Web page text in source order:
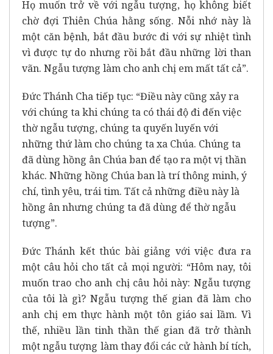
Họ muốn trở về với ngẫu tượng, họ không biết
chờ đợi Thiên Chúa hằng sống. Nỗi nhớ này là
một căn bệnh, bắt đầu bước đi với sự nhiệt tình
vì được tự do nhưng rồi bắt đầu những lời than
vãn. Ngẫu tượng làm cho anh chị em mất tất cả”.
Đức Thánh Cha tiếp tục: “Điều này cũng xảy ra
với chúng ta khi chúng ta có thái độ đi đến việc
thờ ngẫu tượng, chúng ta quyến luyến với
những thứ làm cho chúng ta xa Chúa. Chúng ta
đã dùng hồng ân Chúa ban để tạo ra một vị thần
khác. Những hồng Chúa ban là trí thông minh, ý
chí, tình yêu, trái tim. Tất cả những điều này là
hồng ân nhưng chúng ta đã dùng để thờ ngẫu
tượng”.
Đức Thánh kết thúc bài giảng với việc đưa ra
một câu hỏi cho tất cả mọi người: “Hôm nay, tôi
muốn trao cho anh chị câu hỏi này: Ngẫu tượng
của tôi là gì? Ngẫu tượng thế gian đã làm cho
anh chị em thực hành một tôn giáo sai lầm. Vì
thế, nhiều lần tinh thần thế gian đã trở thành
một ngẫu tượng làm thay đổi các cử hành bí tích,